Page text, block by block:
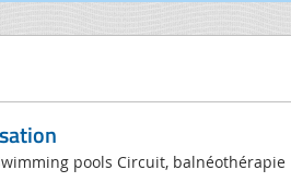
pools Circuit, balnéothérapie